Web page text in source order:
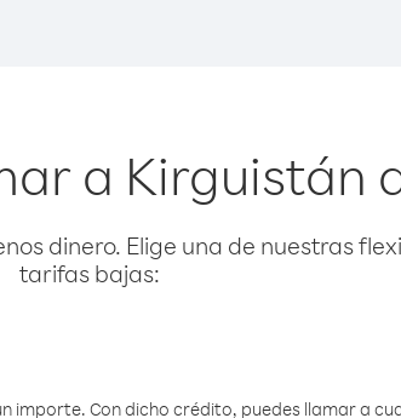
a Kirguistán
dinero. Elige una de nuestras
tarifas bajas:
importe. Con dicho crédito, puedes llamar a